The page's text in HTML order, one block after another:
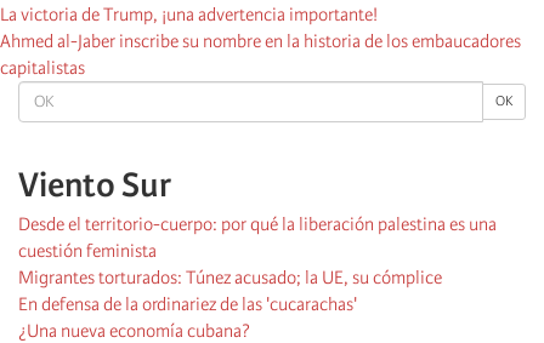
OK OK
Viento Sur
Desde el territorio-cuerpo: por qué la liberación palestina es una
cuestión feminista
Migrantes torturados: Túnez acusado; la UE, su cómplice
En defensa de la ordinariez de las 'cucarachas'
¿Una nueva economía cubana?
La victoria de Trump, ¡una advertencia importante!
Ahmed al-Jaber inscribe su nombre en la historia de los embaucadores
capitalistas